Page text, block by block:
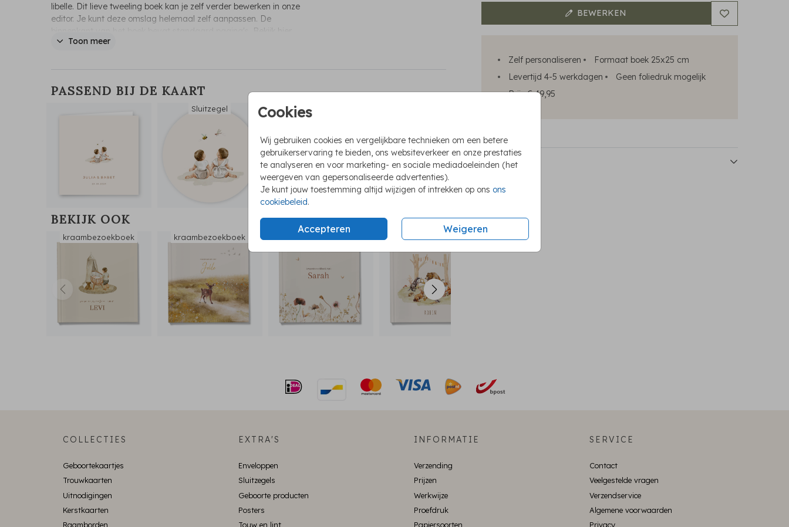
Cookies
Wij gebruiken cookies en vergelijkbare technieken om een betere
gebruikerservaring te bieden, ons websiteverkeer en onze prestaties
te analyseren en voor marketing- en sociale mediadoeleinden (het
weergeven van gepersonaliseerde advertenties).
Je kunt jouw toestemming altijd wijzigen of intrekken op ons ons
cookiebeleid.
Accepteren Weigeren
libelle. Dit lieve tweeling boek kan je zelf verder bewerken in onze
editor. Je kunt deze omslag helemaal zelf aanpassen. De
Bekijk hier
de binnenkant
Toon meer
PASSEND BIJ DE KAART
Sluitzegel
BEKIJK OOK
kraambezoekboek kraambezoekboek kraambezoekboek kraambezoekboek kraambezoekboek
BEWERKEN
Zelf personaliseren
Formaat boek 25x25 cm
Levertijd 4-5 werkdagen
Geen foliedruk mogelijk
Prijs € 49,95
Prijzen
COLLECTIES
Geboortekaartjes
Trouwkaarten
Uitnodigingen
Kerstkaarten
Raamborden
EXTRA'S
Enveloppen
Sluitzegels
Geboorte producten
Posters
Touw en lint
INFORMATIE
Verzending
Prijzen
Werkwijze
Proefdruk
Papiersoorten
SERVICE
Contact
Veelgestelde vragen
Verzendservice
Algemene voorwaarden
Privacy